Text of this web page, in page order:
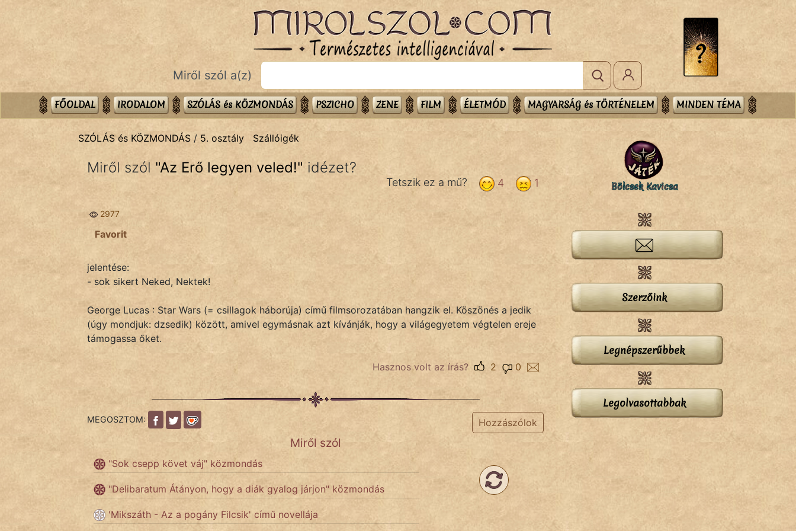
Bibliai
Közmondások
Szóláscsoportok
KÖZMONDÁS
FILM
Miről szól a(z)
FŐOLDAL IRODALOM SZÓLÁS és KÖZMONDÁS PSZICHO ZENE FILM ÉLETMÓD MAGYARSÁG és TÖRTÉNELEM MINDEN TÉMA
SZÓLÁS és KÖZMONDÁS / 5. osztály Szállóigék
Miről szól "Az Erő legyen veled!" idézet?
1
4
Tetszik ez a mű?
2977
Favorit
jelentése:
- sok sikert Neked, Nektek!
George Lucas : Star Wars (= csillagok háborúja) című filmsorozatában hangzik el. Köszönés a jedik
(úgy mondjuk: dzsedik) között, amivel egymásnak azt kívánják, hogy a világegyetem végtelen ereje
támogassa őket.
Hasznos volt az írás? 0
2
MEGOSZTOM: Hozzászólok
Miről szól
"Sok csepp követ váj" közmondás
"Delibaratum Átányon, hogy a diák gyalog járjon" közmondás
'Mikszáth - Az a pogány Filcsik' című novellája
Bölcsek Kavicsa
Szerzőink
Legnépszerűbbek
Legolvasottabbak